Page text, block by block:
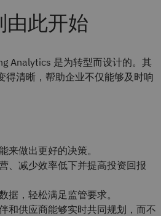
由此开始
Analytics 是为转型而设计的。其
得清晰，帮助企业不仅能够及时响
来做出更好的决策。
、减少效率低下并提高投资回报
据，轻松满足监管要求。
和供应商能够实时共同规划，而不